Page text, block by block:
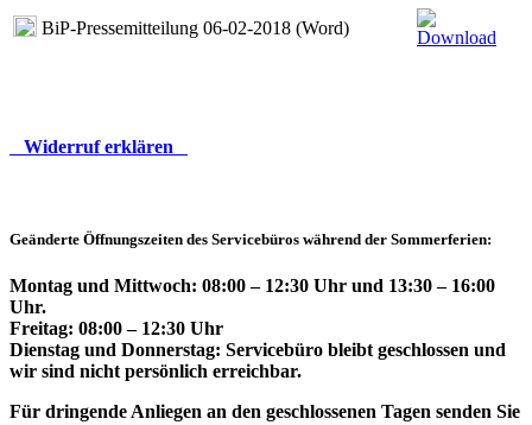
BiP-Pressemitteilung 06-02-2018 (Word)
Widerruf erklären
Geänderte Öffnungszeiten des Servicebüros während der Sommerferien:
Montag und Mittwoch: 08:00 – 12:30 Uhr und 13:30 – 16:00
Uhr.
Freitag: 08:00 – 12:30 Uhr
Dienstag und Donnerstag: Servicebüro bleibt geschlossen und
wir sind nicht persönlich erreichbar.
Für dringende Anliegen an den geschlossenen Tagen senden Sie